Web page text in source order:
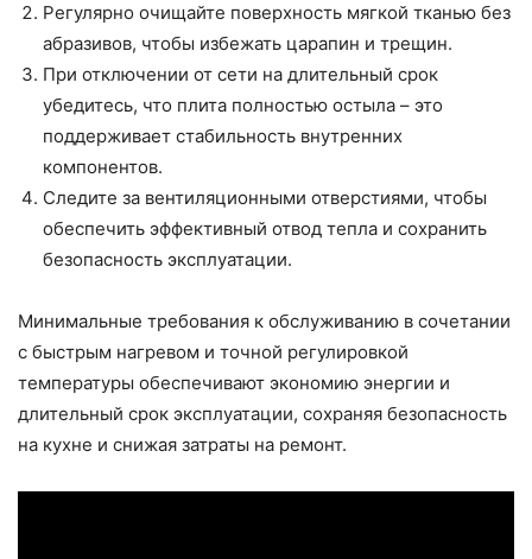
Регулярно очищайте поверхность мягкой тканью без
абразивов, чтобы избежать царапин и трещин.
При отключении от сети на длительный срок
убедитесь, что плита полностью остыла – это
поддерживает стабильность внутренних
компонентов.
Следите за вентиляционными отверстиями, чтобы
обеспечить эффективный отвод тепла и сохранить
безопасность эксплуатации.
Минимальные требования к обслуживанию в сочетании
с быстрым нагревом и точной регулировкой
температуры обеспечивают экономию энергии и
длительный срок эксплуатации, сохраняя безопасность
на кухне и снижая затраты на ремонт.